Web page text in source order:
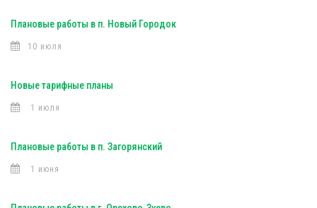
Плановые работы в п. Новый Городок
10 июля
Новые тарифные планы
1 июля
Плановые работы в п. Загорянский
1 июня